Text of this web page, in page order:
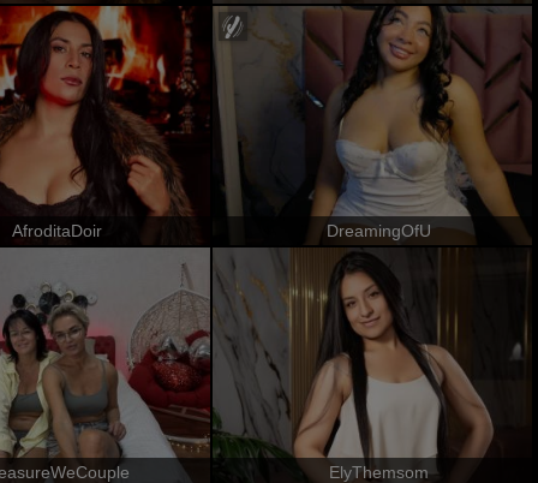
AfroditaDoir DreamingOfU
ElyThemsom